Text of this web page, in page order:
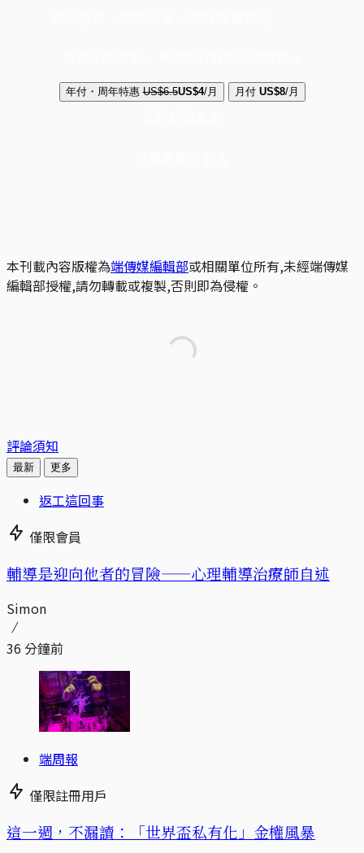
年付・周年特惠 US$6.5US$4/月 月付 US$8/月
本刊載內容版權為端傳媒編輯部或相關單位所有,未經端傳媒
編輯部授權,請勿轉載或複製,否則即為侵權。
評論須知
最新 更多
返工這回事
僅限會員
輔導是迎向他者的冒險——心理輔導治療師自述
Simon
36 分鐘前
端周報
僅限註冊用戶
這一週，不漏讀：「世界盃私有化」金權風暴